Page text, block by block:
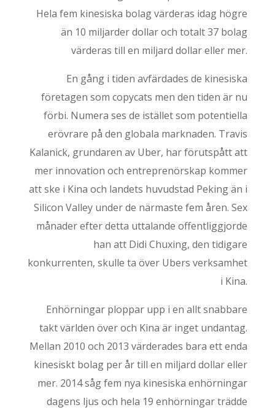
Hela fem kinesiska bolag värderas idag högre
än 10 miljarder dollar och totalt 37 bolag
värderas till en miljard dollar eller mer.
En gång i tiden avfärdades de kinesiska
företagen som copycats men den tiden är nu
förbi. Numera ses de istället som potentiella
erövrare på den globala marknaden. Travis
Kalanick, grundaren av Uber, har förutspått att
mer innovation och entreprenörskap kommer
att ske i Kina och landets huvudstad Peking än i
Silicon Valley under de närmaste fem åren. Sex
månader efter detta uttalande offentliggjorde
han att Didi Chuxing, den tidigare
konkurrenten, skulle ta över Ubers verksamhet
i Kina.
Enhörningar ploppar upp i en allt snabbare
takt världen över och Kina är inget undantag.
Mellan 2010 och 2013 värderades bara ett enda
kinesiskt bolag per år till en miljard dollar eller
mer. 2014 såg fem nya kinesiska enhörningar
dagens ljus och hela 19 enhörningar trädde